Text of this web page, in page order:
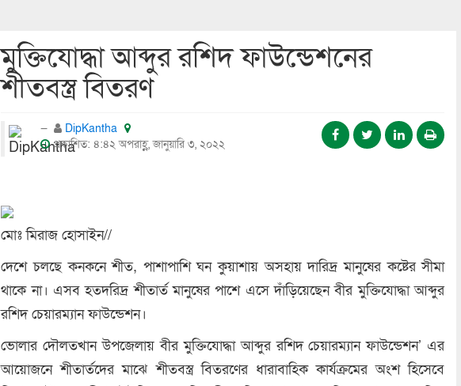
মুক্তিযোদ্ধা আব্দুর রশিদ ফাউন্ডেশনের
শীতবস্ত্র বিতরণ
DipKantha
প্রকাশিত: ৪:৪২ অপরাহ্ণ, জানুয়ারি ৩, ২০২২
মোঃ মিরাজ হোসাইন//
দেশে চলছে কনকনে শীত, পাশাপাশি ঘন কুয়াশায় অসহায় দারিদ্র মানুষের কষ্টের সীমা
থাকে না। এসব হতদরিদ্র শীতার্ত মানুষের পাশে এসে দাঁড়িয়েছেন বীর মুক্তিযোদ্ধা আব্দুর
রশিদ চেয়ারম্যান ফাউন্ডেশন।
ভোলার দৌলতখান উপজেলায় বীর মুক্তিযোদ্ধা আব্দুর রশিদ চেয়ারম্যান ফাউন্ডেশন’ এর
আয়োজনে শীতার্তদের মাঝে শীতবস্ত্র বিতরণের ধারাবাহিক কার্যক্রমের অংশ হিসেবে